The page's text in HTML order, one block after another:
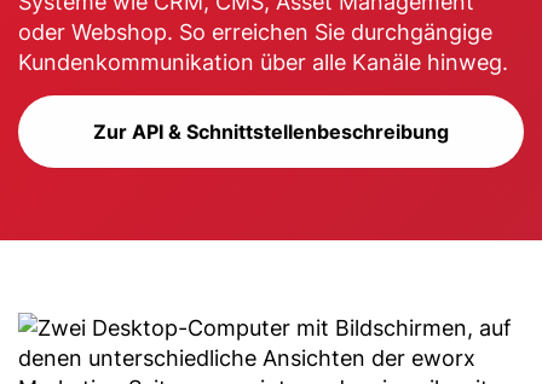
oder Webshop. So erreichen Sie durchgängige
Kundenkommunikation über alle Kanäle hinweg.
Zur API & Schnittstellenbeschreibung